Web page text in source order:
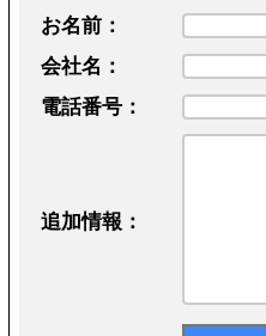
お名前：
会社名：
電話番号：
追加情報：